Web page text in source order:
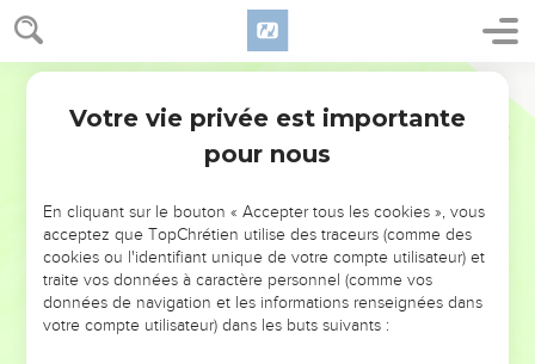
NE MANQUEZ PAS L’ÉVÉNEMENT
DE L’ANNÉE !
ET SI LEURS ERREURS POUVAIENT VOUS ÉVITER LES
VOTRES ?
Votre vie privée est importante
pour nous
En cliquant sur le bouton « Accepter tous les cookies », vous
acceptez que TopChrétien utilise des traceurs (comme des
cookies ou l'identifiant unique de votre compte utilisateur) et
traite vos données à caractère personnel (comme vos
données de navigation et les informations renseignées dans
votre compte utilisateur) dans les buts suivants :